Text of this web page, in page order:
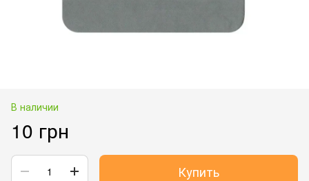
В наличии
10 грн
Купить